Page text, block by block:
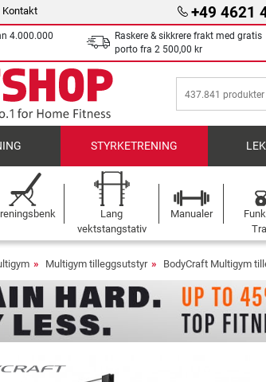
Kontakt +49 4621
4.000.000
Raskere & sikkrere frakt med gratis
porto fra 2 500,00 kr
STYRKETRENING
Lang
vektstangstativ
Manualer
Multigym tilleggsutstyr BodyCraft Multigym